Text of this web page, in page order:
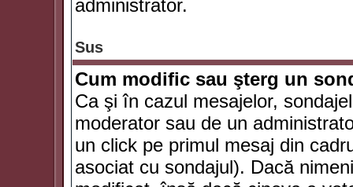
administrator.
Sus
Cum modific sau şterg un
Ca şi în cazul mesajelor,
moderator sau de un
un click pe primul mesaj din
asociat cu sondajul). Dacă